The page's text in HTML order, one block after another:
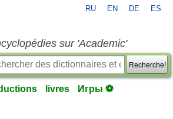
RU EN DE ES
sur 'Academic'
Recherche!
livres Игры ⚽